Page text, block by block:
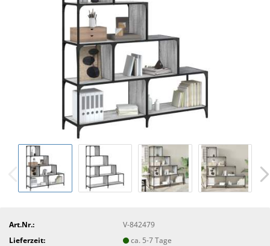
Art.Nr.:
V-842479
Lieferzeit:
ca. 5-7 Tage